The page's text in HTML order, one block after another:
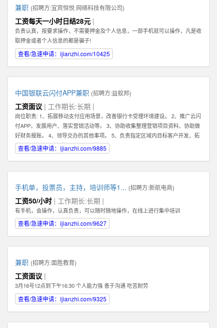
兼职 (招聘方:宜宾恒悦 网络科技有限公司)
工资每天一小时日结28元 |
负责认真，按要求操作，不需要押金及个人信息，一部手机就可以操作，凡是收
取押金或者个人信息的都是骗子!
查看/急速申请：ijianzhi.com/10425
中国银联云闪付APP兼职 (招聘方:益蚁邦)
工资面议 | 工作期长:长期 |
岗位职责: 1、拓展移动支付应用场景，改善银行卡受理环境建设。 2、推广云闪
付APP，发展用户、落实营销活动等。 3、协助收集整理营销项目资料、协助做
好财务报账。 4、领导交办的其他事项。 5、负责指定区域内目标客户开发、拓
展、维护 6、根据市场业务发展，提出积极的、符合产品的市场发展的建议和意
见。 7、迅速反馈目标市场客户的信息，及时完善服务。 8、完成销售业绩指
吃苦耐劳的精神，能够在压力下完成任务。 2、具有良好的沟通能力及客户服务
意识，可以与客户进行良好的沟通。 任职资格: 1、有强烈的责任心，以及具有
吃苦耐劳的精神，能够在压力下完成任务。 2、具有良好的沟通能力及客户服务
意识，可以与客户进行良好的沟通。
查看/急速申请：ijianzhi.com/9885
手机单，投票员，主持，培训师等1... (招聘方:新航电商)
工资50/小时 | 工作期长:长期 |
有手机，会操作，认真负责，可以随时随地操作，在线上进行集中培训
查看/急速申请：ijianzhi.com/9627
兼职 (招聘方:面胜教育)
工资面议 |
3月16号12点到下午16:30 个人能力强 善于沟通 吃苦耐劳
查看/急速申请：ijianzhi.com/9325